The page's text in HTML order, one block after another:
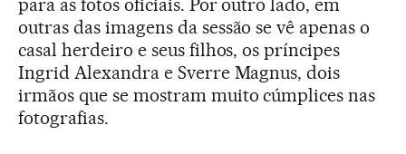
para as fotos oficiais. Por outro lado, em
outras das imagens da sessão se vê apenas o
casal herdeiro e seus filhos, os príncipes
Ingrid Alexandra e Sverre Magnus, dois
irmãos que se mostram muito cúmplices nas
fotografias.